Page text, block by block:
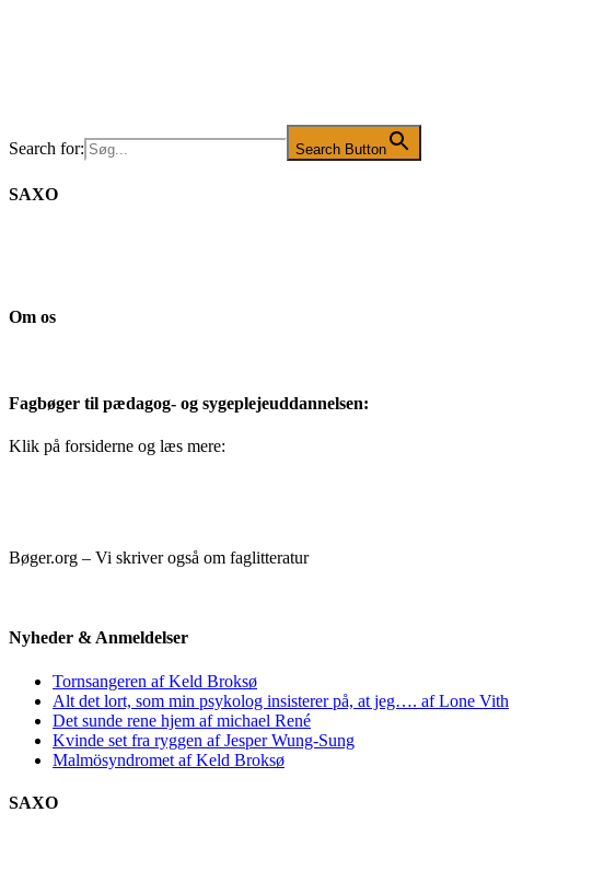
Search for: Search Button
SAXO
Om os
Fagbøger til pædagog- og sygeplejeuddannelsen:
Klik på forsiderne og læs mere:
Bøger.org – Vi skriver også om faglitteratur
Nyheder & Anmeldelser
Tornsangeren af Keld Broksø
Alt det lort, som min psykolog insisterer på, at jeg…. af Lone Vith
Det sunde rene hjem af michael René
Kvinde set fra ryggen af Jesper Wung-Sung
Malmösyndromet af Keld Broksø
SAXO